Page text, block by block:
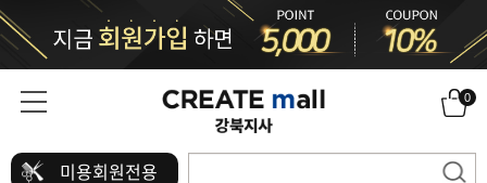
0
미용회원전용